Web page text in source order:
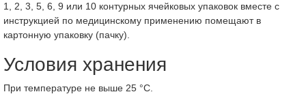
1, 2, 3, 5, 6, 9 или 10 контурных ячейковых упаковок вместе с
инструкцией по медицинскому применению помещают в
картонную упаковку (пачку).
Условия хранения
При температуре не выше 25 °C.